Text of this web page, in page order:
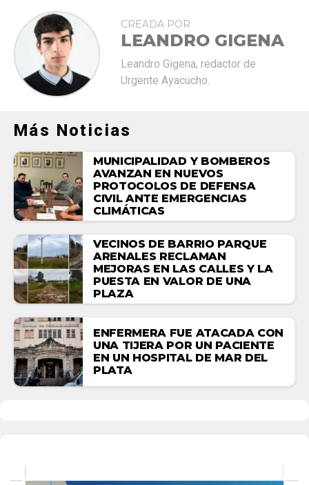
CREADA POR
LEANDRO GIGENA
Leandro Gigena, redactor de
Urgente Ayacucho.
Más Noticias
MUNICIPALIDAD Y BOMBEROS
AVANZAN EN NUEVOS
PROTOCOLOS DE DEFENSA
CIVIL ANTE EMERGENCIAS
CLIMÁTICAS
VECINOS DE BARRIO PARQUE
ARENALES RECLAMAN
MEJORAS EN LAS CALLES Y LA
PUESTA EN VALOR DE UNA
PLAZA
ENFERMERA FUE ATACADA CON
UNA TIJERA POR UN PACIENTE
EN UN HOSPITAL DE MAR DEL
PLATA